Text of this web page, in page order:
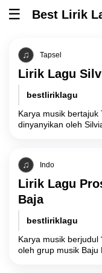
Tombol untuk
Best Lirik
Tapsel
Lirik Lagu
bestliriklagu
Karya musik bertajuk
dinyanyikan oleh
Indo
Lirik Lagu
Baja
bestliriklagu
Karya musik berjudul
oleh grup musik Baju